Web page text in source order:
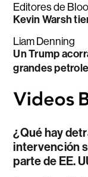
Editores de
Kevin Warsh
Liam Denning
Un Trump
grandes
¿Qué hay
intervención
parte de EE.